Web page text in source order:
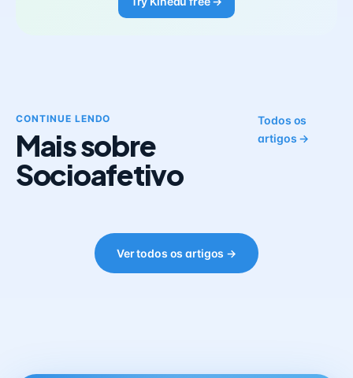
CONTINUE LENDO
Mais sobre
Socioafetivo
Todos os
artigos →
Ver todos os artigos →